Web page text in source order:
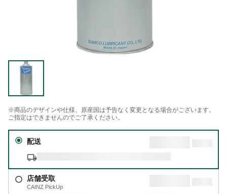
※商品のデザインや仕様、原産国は予告なく変更となる場合がございます。
ご指定はできませんのでご了承ください。
配送
店舗受取
CAINZ PickUp